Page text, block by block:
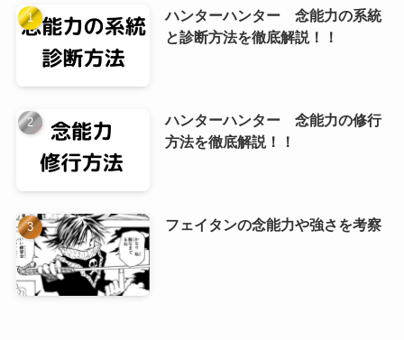
ハンターハンター 念能力の系統
と診断方法を徹底解説！！
ハンターハンター 念能力の修行
方法を徹底解説！！
フェイタンの念能力や強さを考察